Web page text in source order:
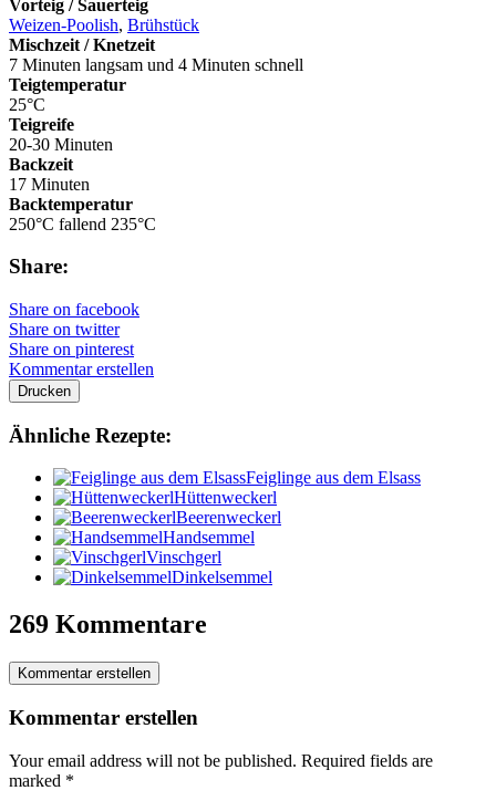
Vorteig / Sauerteig
Weizen-Poolish, Brühstück
Mischzeit / Knetzeit
7 Minuten langsam und 4 Minuten schnell
Teigtemperatur
25°C
Teigreife
20-30 Minuten
Backzeit
17 Minuten
Backtemperatur
250°C fallend 235°C
Share:
Share on facebook
Share on twitter
Share on pinterest
Kommentar erstellen
Drucken
Ähnliche Rezepte:
Feiglinge aus dem Elsass
Hüttenweckerl
Beerenweckerl
Handsemmel
Vinschgerl
Dinkelsemmel
269 Kommentare
Kommentar erstellen
Kommentar erstellen
Your email address will not be published. Required fields are
marked *